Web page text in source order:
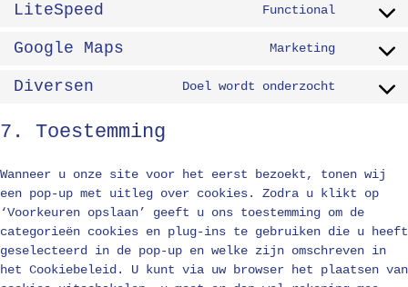
service
LiteSpeed Functional
Consent
service
Google Maps Marketing
Consent
service
Diversen Doel wordt onderzocht
Consent
7. Toestemming
Wanneer u onze site voor het eerst bezoekt, tonen wij
een pop-up met uitleg over cookies. Zodra u klikt op
‘Voorkeuren opslaan’ geeft u ons toestemming om de
categorieën cookies en plug-ins te gebruiken die u heeft
geselecteerd in de pop-up en welke zijn omschreven in
het Cookiebeleid. U kunt via uw browser het plaatsen van